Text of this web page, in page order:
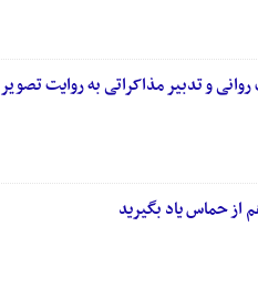
و تدبیر مذاکراتی به روایت تصویر
از حماس یاد بگیرید